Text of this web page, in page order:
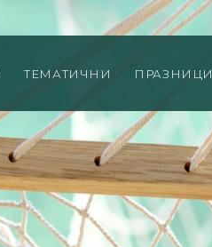
ТЕМАТИЧНИ ПРАЗНИЦИ